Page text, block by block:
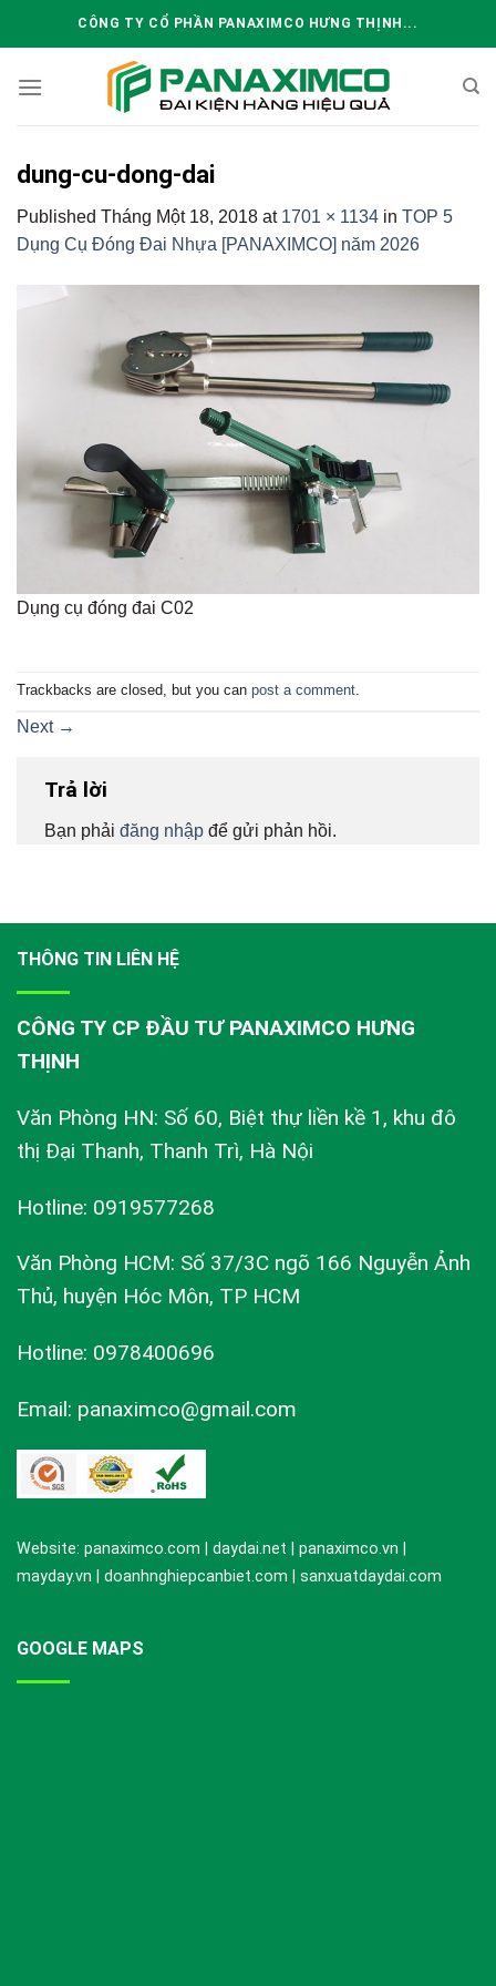
CÔNG TY CỔ PHẦN PANAXIMCO HƯNG THỊNH...
dung-cu-dong-dai
Published Tháng Một 18, 2018 at 1701 × 1134 in TOP 5
Dụng Cụ Đóng Đai Nhựa [PANAXIMCO] năm 2026
Dụng cụ đóng đai C02
Trackbacks are closed, but you can post a comment.
Next →
Trả lời
Bạn phải đăng nhập để gửi phản hồi.
THÔNG TIN LIÊN HỆ
CÔNG TY CP ĐẦU TƯ PANAXIMCO HƯNG
THỊNH
Văn Phòng HN: Số 60, Biệt thự liền kề 1, khu đô
thị Đại Thanh, Thanh Trì, Hà Nội
Hotline: 0919577268
Văn Phòng HCM: Số 37/3C ngõ 166 Nguyễn Ảnh
Thủ, huyện Hóc Môn, TP HCM
Hotline: 0978400696
Email: panaximco@gmail.com
Website: panaximco.com | daydai.net | panaximco.vn |
mayday.vn | doanhnghiepcanbiet.com | sanxuatdaydai.com
GOOGLE MAPS